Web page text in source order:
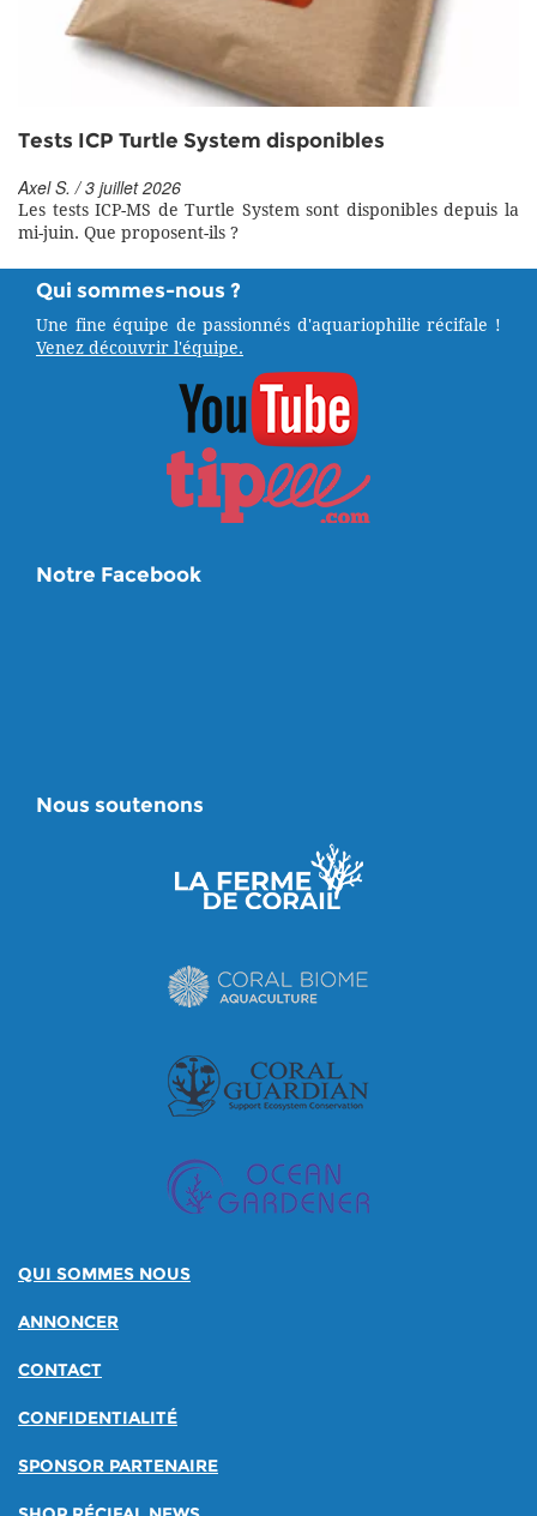
Tests ICP Turtle System disponibles
Axel S. / 3 juillet 2026
Les tests ICP-MS de Turtle System sont disponibles depuis la
mi-juin. Que proposent-ils ?
Qui sommes-nous ?
Une fine équipe de passionnés d'aquariophilie récifale !
Venez découvrir l'équipe.
Notre Facebook
Nous soutenons
QUI SOMMES NOUS
ANNONCER
CONTACT
CONFIDENTIALITÉ
SPONSOR PARTENAIRE